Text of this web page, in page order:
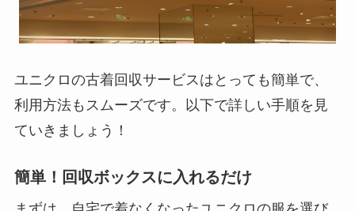
ユニクロの古着回収サービスはとっても簡単で、
利用方法もスムーズです。以下で詳しい手順を見
ていきましょう！
簡単！回収ボックスに入れるだけ